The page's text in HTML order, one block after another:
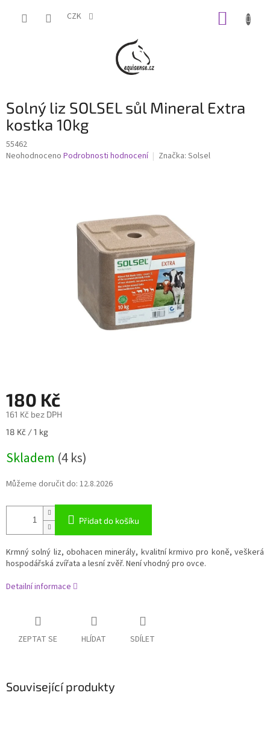
CZK
Solný liz SOLSEL sůl Mineral Extra
kostka 10kg
55462
Průměrné
Neohodnoceno Podrobnosti hodnocení Značka: Solsel
180 Kč
161 Kč bez DPH
Měrná
18 Kč / 1 kg
Skladem (4 ks)
Můžeme doručit do: 12.8.2026
Přidat do košíku
Krmný solný liz, obohacen minerály, kvalitní krmivo pro koně, veškerá
hospodářská zvířata a lesní zvěř. Není vhodný pro ovce.
Detailní informace
ZEPTAT SE HLÍDAT SDÍLET
Související produkty